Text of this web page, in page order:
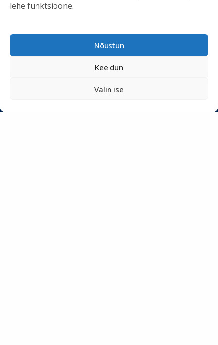
lehe funktsioone.
Nõustun
Keeldun
Valin ise